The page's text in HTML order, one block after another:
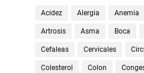
Acidez Alergia Anemia
Artrosis Asma Boca
Cefaleas Cervicales
Colesterol Colon